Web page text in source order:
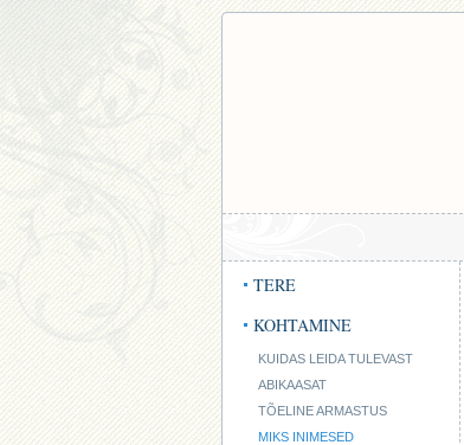
TERE
KOHTAMINE
KUIDAS LEIDA TULEVAST
ABIKAASAT
TÕELINE ARMASTUS
MIKS INIMESED